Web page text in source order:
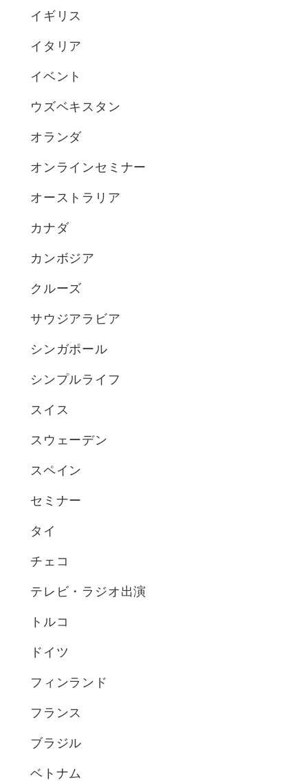
イギリス
イタリア
イベント
ウズベキスタン
オランダ
オンラインセミナー
オーストラリア
カナダ
カンボジア
クルーズ
サウジアラビア
シンガポール
シンプルライフ
スイス
スウェーデン
スペイン
セミナー
タイ
チェコ
テレビ・ラジオ出演
トルコ
ドイツ
フィンランド
フランス
ブラジル
ベトナム